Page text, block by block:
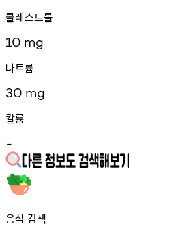
콜레스트롤
10 mg
나트륨
30 mg
칼륨
-
음식 검색